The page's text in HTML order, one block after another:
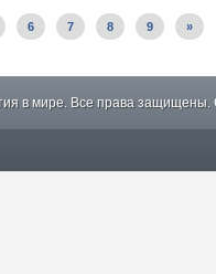
6 7 8 9 »
в мире. Все права защищены.